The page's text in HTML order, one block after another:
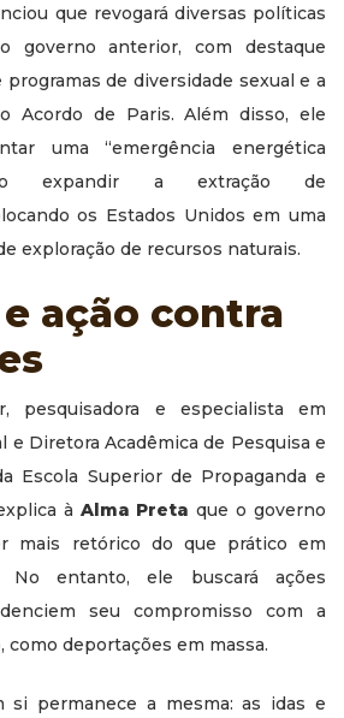
que revogará diversas políticas
governo anterior, com destaque
programas de diversidade sexual e a
Acordo de Paris. Além disso, ele
uma “emergência energética
expandir a extração de
os Estados Unidos em uma
exploração de recursos naturais.
ação contra
pesquisadora e especialista em
Diretora Acadêmica de Pesquisa e
Escola Superior de Propaganda e
à Alma Preta que o governo
mais retórico do que prático em
No entanto, ele buscará ações
seu compromisso com a
como deportações em massa.
si permanece a mesma: as idas e